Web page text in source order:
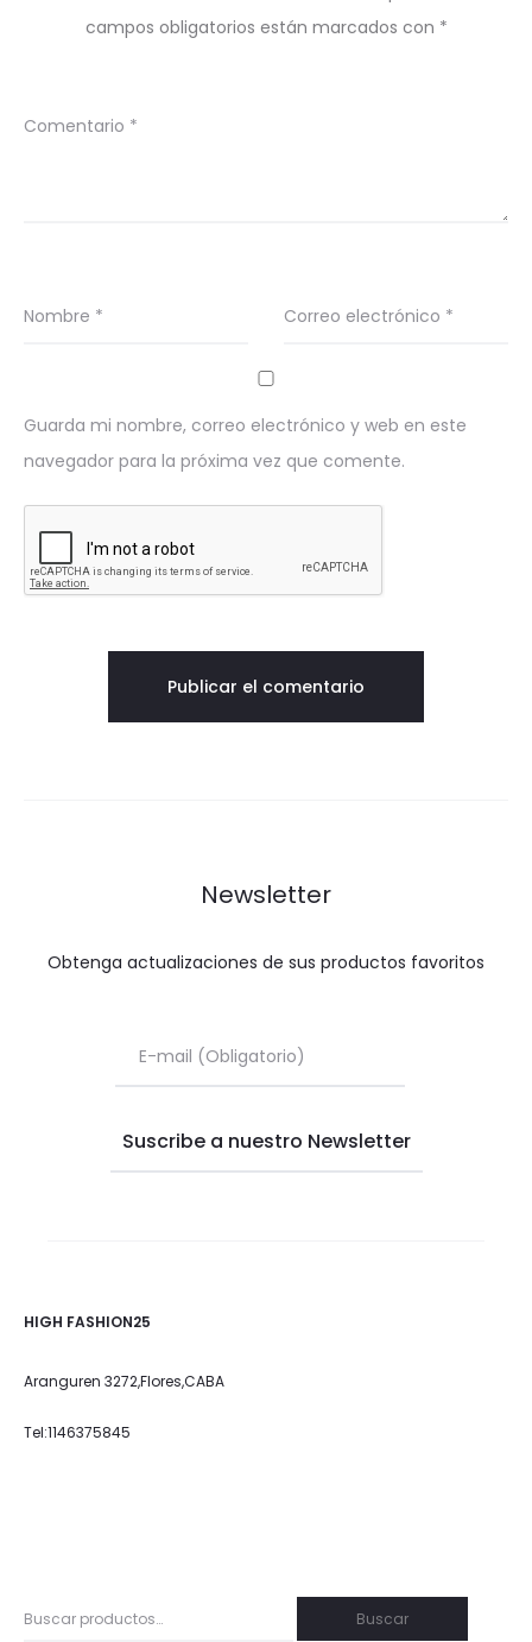
campos obligatorios están marcados con *
Comentario *
Nombre * Correo electrónico *
Guarda mi nombre, correo electrónico y web en este
navegador para la próxima vez que comente.
Newsletter
Obtenga actualizaciones de sus productos favoritos
HIGH FASHION25
Aranguren 3272,Flores,CABA
Tel:1146375845
Buscar
Buscar